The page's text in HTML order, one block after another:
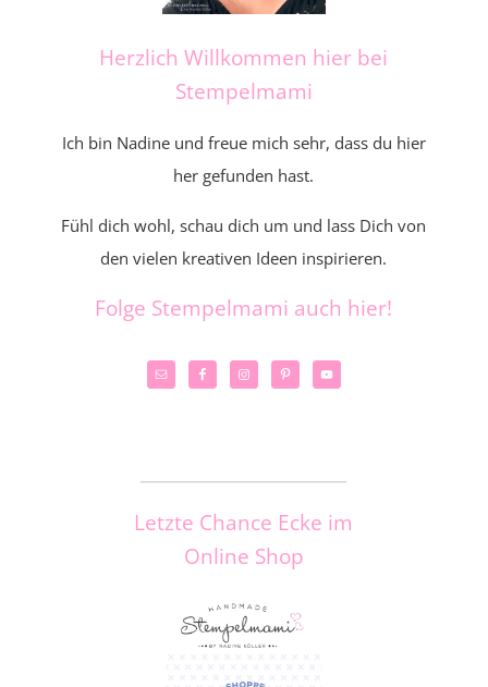
Herzlich Willkommen hier bei
Stempelmami
Ich bin Nadine und freue mich sehr, dass du hier
her gefunden hast.
Fühl dich wohl, schau dich um und lass Dich von
den vielen kreativen Ideen inspirieren.
Folge Stempelmami auch hier!
Letzte Chance Ecke im
Online Shop